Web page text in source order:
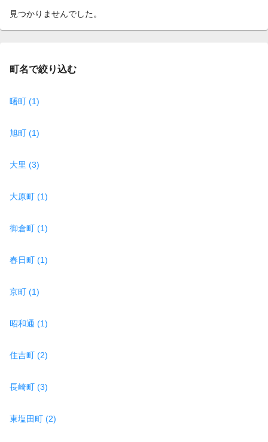
見つかりませんでした。
町名で絞り込む
曙町 (1)
旭町 (1)
大里 (3)
大原町 (1)
御倉町 (1)
春日町 (1)
京町 (1)
昭和通 (1)
住吉町 (2)
長崎町 (3)
東塩田町 (2)